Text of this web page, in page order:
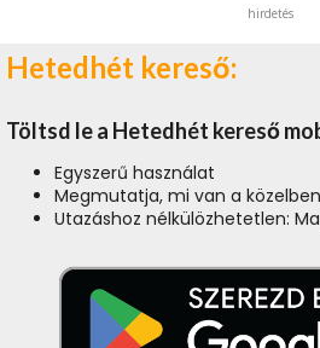
hirdetés
Hetedhét kereső:
Töltsd le a Hetedhét kereső
Egyszerű használat
Megmutatja, mi van a közelben
Utazáshoz nélkülözhetetlen: